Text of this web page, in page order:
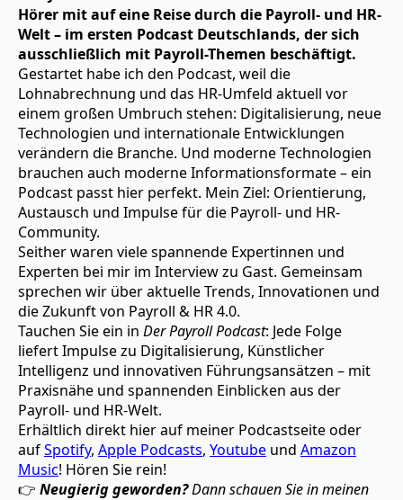
Hörer mit auf eine Reise durch die Payroll- und HR-
Welt – im ersten Podcast Deutschlands, der sich
ausschließlich mit Payroll-Themen beschäftigt.
Gestartet habe ich den Podcast, weil die
Lohnabrechnung und das HR-Umfeld aktuell vor
einem großen Umbruch stehen: Digitalisierung, neue
Technologien und internationale Entwicklungen
verändern die Branche. Und moderne Technologien
brauchen auch moderne Informationsformate – ein
Podcast passt hier perfekt. Mein Ziel: Orientierung,
Austausch und Impulse für die Payroll- und HR-
Community.
Seither waren viele spannende Expertinnen und
Experten bei mir im Interview zu Gast. Gemeinsam
sprechen wir über aktuelle Trends, Innovationen und
die Zukunft von Payroll & HR 4.0.
Tauchen Sie ein in Der Payroll Podcast: Jede Folge
liefert Impulse zu Digitalisierung, Künstlicher
Intelligenz und innovativen Führungsansätzen – mit
Praxisnähe und spannenden Einblicken aus der
Payroll- und HR-Welt.
Erhältlich direkt hier auf meiner Podcastseite oder
aufSpotify, Apple Podcasts, Youtube und Amazon
Music! Hören Sie rein!
👉 Neugierig geworden?Dann schauen Sie in meinen